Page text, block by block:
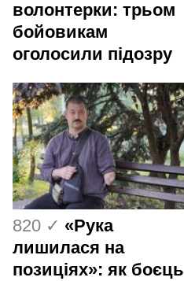
волонтерки: трьом
бойовикам
оголосили підозру
820 ✓ «Рука
лишилася на
позиціях»: як боєць